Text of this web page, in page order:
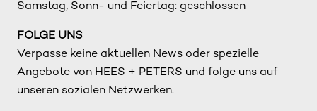
Samstag, Sonn- und Feiertag: geschlossen
FOLGE UNS
Verpasse keine aktuellen News oder spezielle
Angebote von HEES + PETERS und folge uns auf
unseren sozialen Netzwerken.